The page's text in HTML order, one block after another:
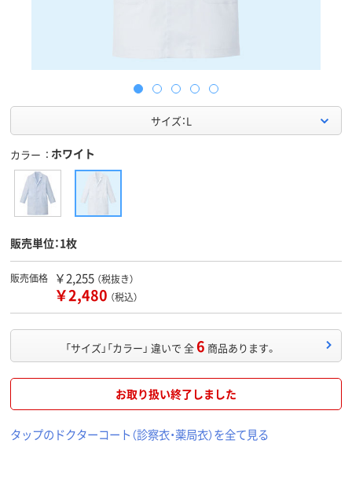
サイズ：L
カラー ホワイト
販売単位：1枚
販売価格 ￥2,255 （税抜き）
￥2,480 （税込）
「サイズ」「カラー」 違いで 全6 商品あります。
お取り扱い終了しました
タップのドクターコート（診察衣・薬局衣）を全て見る